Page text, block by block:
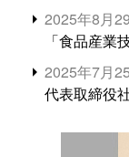
2025年8月
「食品産業
2025年7月
代表取締役